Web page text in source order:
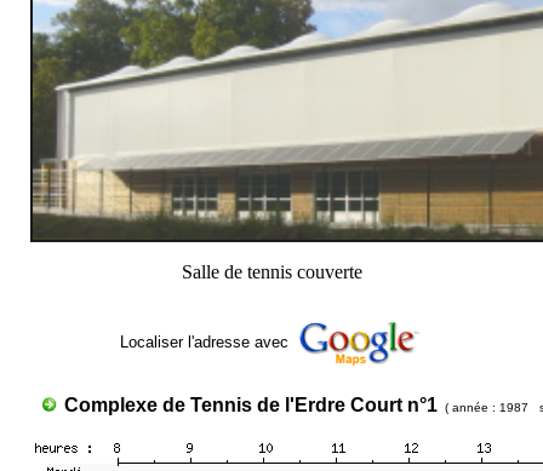
Salle de tennis couverte
Localiser l'adresse avec
Complexe de Tennis de l'Erdre Court n°1 ( année : 1987